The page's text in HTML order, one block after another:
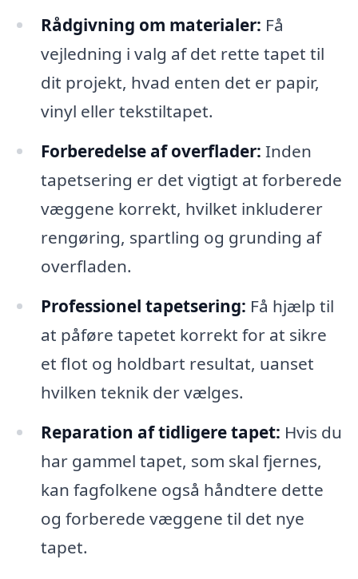
Rådgivning om materialer: Få
vejledning i valg af det rette tapet til
dit projekt, hvad enten det er papir,
vinyl eller tekstiltapet.
Forberedelse af overflader: Inden
tapetsering er det vigtigt at forberede
væggene korrekt, hvilket inkluderer
rengøring, spartling og grunding af
overfladen.
Professionel tapetsering: Få hjælp til
at påføre tapetet korrekt for at sikre
et flot og holdbart resultat, uanset
hvilken teknik der vælges.
Reparation af tidligere tapet: Hvis du
har gammel tapet, som skal fjernes,
kan fagfolkene også håndtere dette
og forberede væggene til det nye
tapet.